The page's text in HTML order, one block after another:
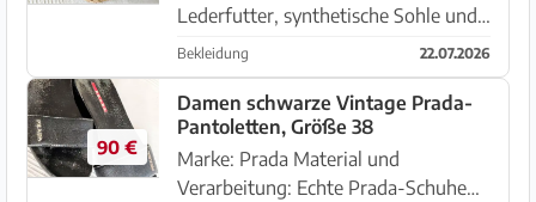
Lederfutter, synthetische Sohle und
Decksohle Details: Mehrfarbige
Kristall- und Strasssteinverzierung
auf dem Vorderriemen, geflochtene
Jutesohle in Esparto-Optik...
Bekleidung 22.07.2026
90 €
Damen schwarze Vintage Prada-
Pantoletten, Größe 38
Marke: Prada Material und
Verarbeitung: Echte Prada-Schuhe